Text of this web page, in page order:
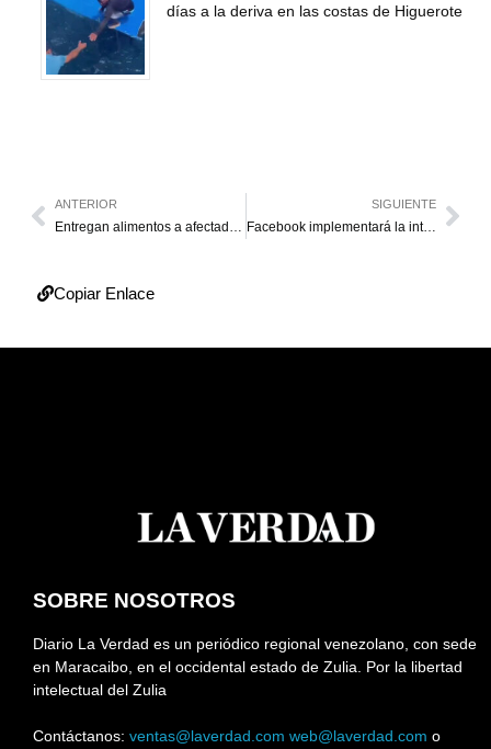
días a la deriva en las costas de Higuerote
ANTERIOR
Entregan alimentos a afectados por desbordamiento del Tucaní
SIGUIENTE
Facebook implementará la inteligencia artificial
Copiar Enlace
SOBRE NOSOTROS
Diario La Verdad es un periódico regional venezolano, con sede
en Maracaibo, en el occidental estado de Zulia. Por la libertad
intelectual del Zulia
Contáctanos: ventas@laverdad.com web@laverdad.com o